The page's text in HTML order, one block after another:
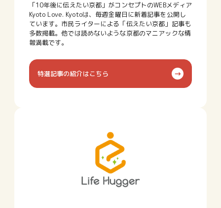
「10年後に伝えたい京都」がコンセプトのWEBメディア
Kyoto Love. Kyotoは、毎週金曜日に新着記事を公開し
ています。市民ライターによる「伝えたい京都」記事も
多数掲載。他では読めないような京都のマニアックな情
報満載です。
特選記事の紹介はこちら